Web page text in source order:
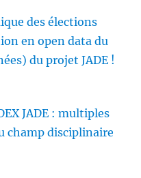
des élections
en open data du
du projet JADE !
JADE : multiples
champ disciplinaire